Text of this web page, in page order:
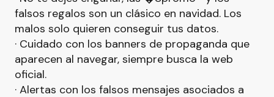
falsos regalos son un clásico en navidad. Los
malos solo quieren conseguir tus datos.
· Cuidado con los banners de propaganda que
aparecen al navegar, siempre busca la web
oficial.
· Alertas con los falsos mensajes asociados a